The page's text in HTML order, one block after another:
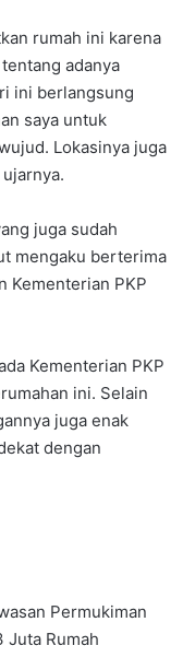
rumah ini karena
adanya
ini berlangsung
saya untuk
Lokasinya juga
juga sudah
mengaku berterima
Kementerian PKP
Kementerian PKP
ini. Selain
juga enak
dengan
Permukiman
Juta Rumah